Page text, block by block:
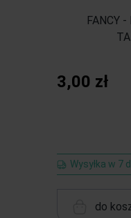
FANCY
3,00 zł
Wysyłka w 7
do